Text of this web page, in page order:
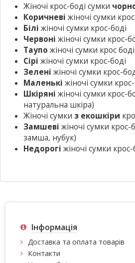
Жіночі крос-боді сумки
Коричневі жіночі сумки
Білі жіночі сумки крос-боді
Червоні жіночі сумки крос-
Таупо жіночі сумки крос боді
Сірі жіночі сумки крос-боді
Зелені жіночі сумки крос-
Маленькі жіночі сумки
Шкіряні жіночі сумки крос-
натуральна шкіра)
Жіночі сумки з екошкіри
Замшеві жіночі сумки крос-
замша, нубук)
Недорогі жіночі сумки крос-
Інформація
Доставка та оплата товарів
Контакти